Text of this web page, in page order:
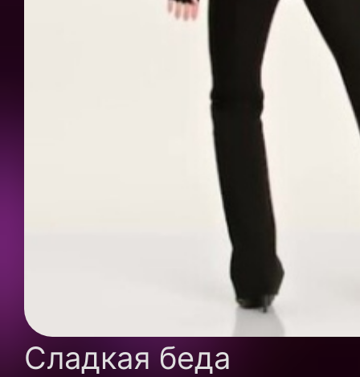
Сладкая беда